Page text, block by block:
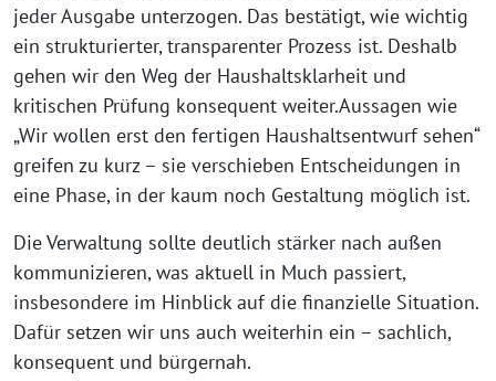
jeder Ausgabe unterzogen. Das bestätigt, wie wichtig
ein strukturierter, transparenter Prozess ist. Deshalb
gehen wir den Weg der Haushaltsklarheit und
kritischen Prüfung konsequent weiter.Aussagen wie
„Wir wollen erst den fertigen Haushaltsentwurf sehen“
greifen zu kurz – sie verschieben Entscheidungen in
eine Phase, in der kaum noch Gestaltung möglich ist.
Die Verwaltung sollte deutlich stärker nach außen
kommunizieren, was aktuell in Much passiert,
insbesondere im Hinblick auf die finanzielle Situation.
Dafür setzen wir uns auch weiterhin ein – sachlich,
konsequent und bürgernah.